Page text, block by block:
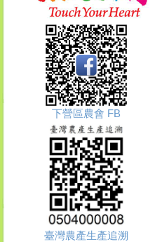
下營區農會 FB
臺灣農產生產追溯